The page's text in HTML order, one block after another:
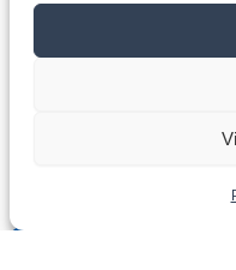
Copyright © 2026 VYBO-